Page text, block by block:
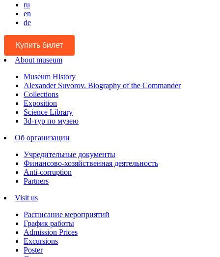
ru
en
de
Купить билет
About museum
Museum History
Alexander Suvorov. Biography of the Commander
Collections
Exposition
Science Library
3d-тур по музею
Об организации
Учредительные документы
Финансово-хозяйственная деятельность
Anti-corruption
Partners
Visit us
Расписание мероприятий
График работы
Admission Prices
Excursions
Poster